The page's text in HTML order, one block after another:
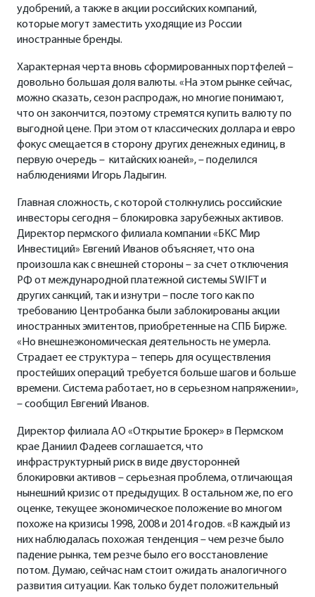
удобрений, а также в акции российских компаний,
которые могут заместить уходящие из России
иностранные бренды.
Характерная черта вновь сформированных портфелей –
довольно большая доля валюты. «На этом рынке сейчас,
можно сказать, сезон распродаж, но многие понимают,
что он закончится, поэтому стремятся купить валюту по
выгодной цене. При этом от классических доллара и евро
фокус смещается в сторону других денежных единиц, в
первую очередь – китайских юаней», – поделился
наблюдениями Игорь Ладыгин.
Главная сложность, с которой столкнулись российские
инвесторы сегодня – блокировка зарубежных активов.
Директор пермского филиала компании «БКС Мир
Инвестиций» Евгений Иванов объясняет, что она
произошла как с внешней стороны – за счет отключения
РФ от международной платежной системы SWIFT и
других санкций, так и изнутри – после того как по
требованию Центробанка были заблокированы акции
иностранных эмитентов, приобретенные на СПБ Бирже.
«Но внешнеэкономическая деятельность не умерла.
Страдает ее структура – теперь для осуществления
простейших операций требуется больше шагов и больше
времени. Система работает, но в серьезном напряжении»,
– сообщил Евгений Иванов.
Директор филиала АО «Открытие Брокер» в Пермском
крае Даниил Фадеев соглашается, что
инфраструктурный риск в виде двусторонней
блокировки активов – серьезная проблема, отличающая
нынешний кризис от предыдущих. В остальном же, по его
оценке, текущее экономическое положение во многом
похоже на кризисы 1998, 2008 и 2014 годов. «В каждый из
них наблюдалась похожая тенденция – чем резче было
падение рынка, тем резче было его восстановление
потом. Думаю, сейчас нам стоит ожидать аналогичного
развития ситуации. Как только будет положительный